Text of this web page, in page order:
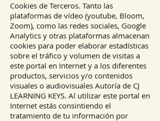
Cookies de Terceros. Tanto las
plataformas de vídeo (youtube, Bloom,
Zoom), como las redes sociales, Google
Analytics y otras plataformas almacenan
cookies para poder elaborar estadísticas
sobre el tráfico y volumen de visitas a
este portal en Internet y a los diferentes
productos, servicios y/o contenidos
visuales o audiovisuales Autoría de CJ
LEARNING KEYS. Al utilizar este portal en
Internet estás consintiendo el
tratamiento de tu información por